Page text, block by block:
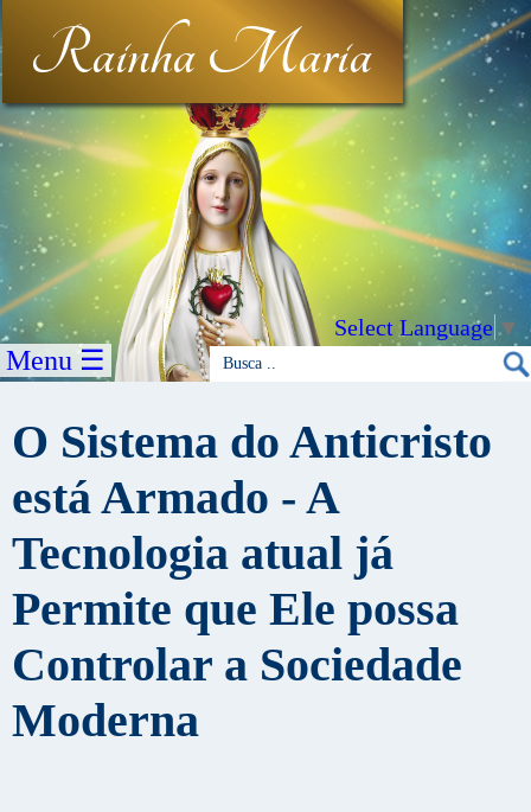
Rainha Maria
Select Language ▼
Menu ☰
O Sistema do Anticristo
está Armado - A
Tecnologia atual já
Permite que Ele possa
Controlar a Sociedade
Moderna